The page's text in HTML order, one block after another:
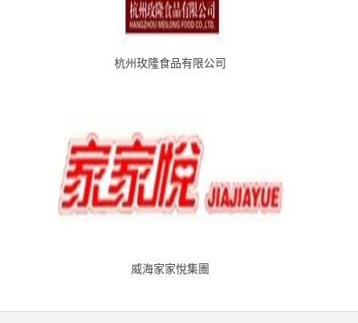
杭州玫隆食品有限公司
威海家家悅集團